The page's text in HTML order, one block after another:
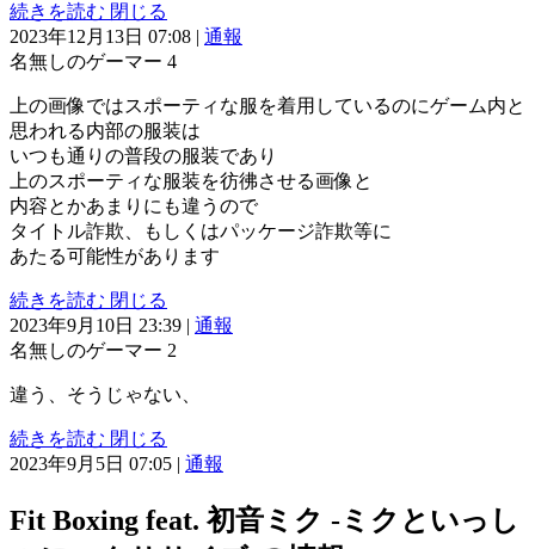
続きを読む 閉じる
2023年12月13日 07:08 | 通報
名無しのゲーマー 4
上の画像ではスポーティな服を着用しているのにゲーム内と
思われる内部の服装は
いつも通りの普段の服装であり
上のスポーティな服装を彷彿させる画像と
内容とかあまりにも違うので
タイトル詐欺、もしくはパッケージ詐欺等に
あたる可能性があります
続きを読む 閉じる
2023年9月10日 23:39 | 通報
名無しのゲーマー 2
違う、そうじゃない、
続きを読む 閉じる
2023年9月5日 07:05 | 通報
Fit Boxing feat. 初音ミク -ミクといっし